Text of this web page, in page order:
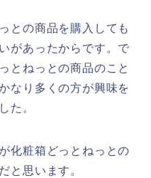
との商品を購入しても
があったからです。で
とねっとの商品のこと
なり多くの方が興味を
た。
化粧箱どっとねっとの
と思います。